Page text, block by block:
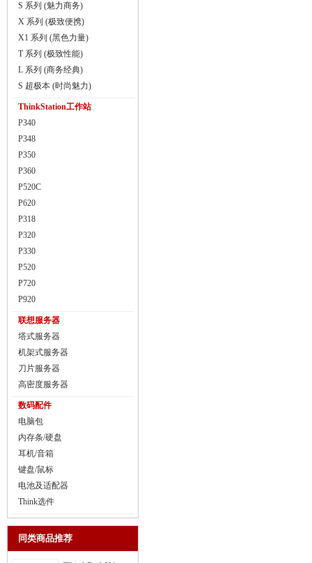
S 系列 (魅力商务)
X 系列 (极致便携)
X1 系列 (黑色力量)
T 系列 (极致性能)
L 系列 (商务经典)
S 超极本 (时尚魅力)
ThinkStation工作站
P340
P348
P350
P360
P520C
P620
P318
P320
P330
P520
P720
P920
联想服务器
塔式服务器
机架式服务器
刀片服务器
高密度服务器
数码配件
电脑包
内存条/硬盘
耳机/音箱
键盘/鼠标
电池及适配器
Think选件
同类商品推荐